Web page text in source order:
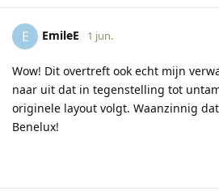
E EmileE 1 jun.
Wow! Dit overtreft ook echt mijn
naar uit dat in tegenstelling tot
originele layout volgt. Waanzinnig
Benelux!